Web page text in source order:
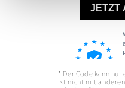
* Der Code kann
ist nicht mit